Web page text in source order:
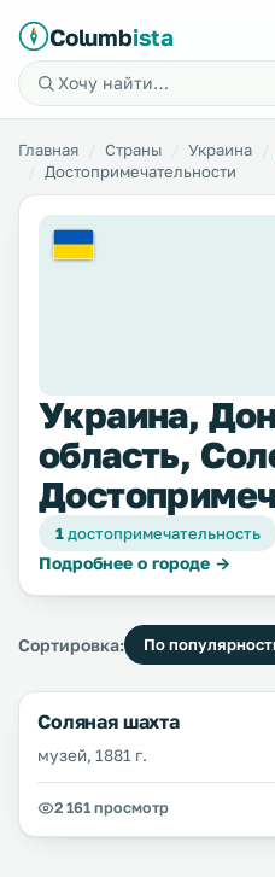
Columbista
Главная Страны Украина
Достопримечательности
Украина,
область,
1достопримечательность
Подробнее о городе →
Сортировка: По
Соляная шахта
музей, 1881 г.
2 161 просмотр